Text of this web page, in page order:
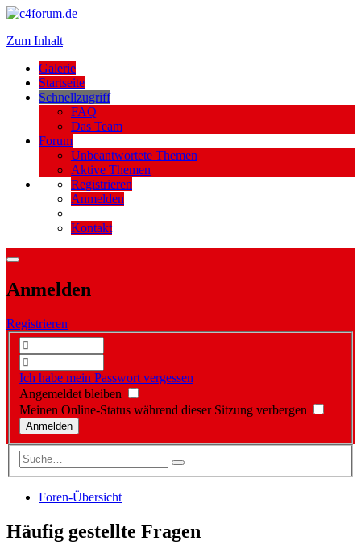
Zum Inhalt
Galerie
Startseite
Schnellzugriff
FAQ
Das Team
Forum
Unbeantwortete Themen
Aktive Themen
Registrieren
Anmelden
Kontakt
Anmelden
Registrieren
Ich habe mein Passwort vergessen
Angemeldet bleiben
Meinen Online-Status während dieser Sitzung verbergen
Foren-Übersicht
Häufig gestellte Fragen